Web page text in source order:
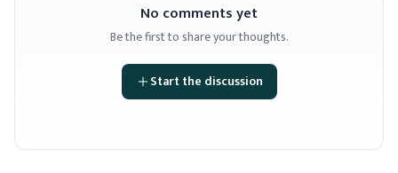
No comments yet
Be the first to share your thoughts.
Start the discussion